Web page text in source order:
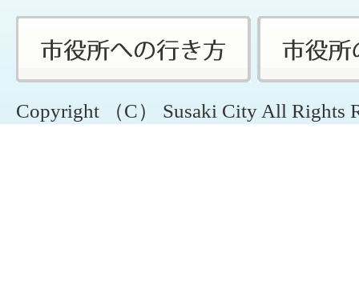
Copyright （C） Susaki City All Rights